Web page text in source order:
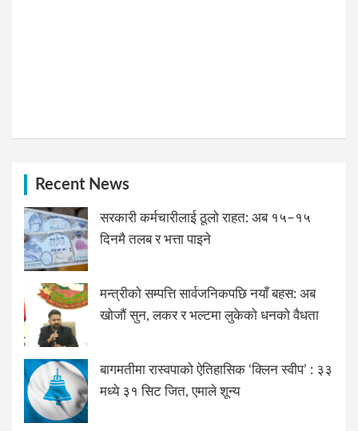
Recent News
सरकारी कर्मचारीलाई ठूलो राहत: अब १५–१५
दिनमै तलब र भत्ता पाइने
मन्त्रीको सम्पत्ति सार्वजनिकपछि नयाँ बहस: अब
खोजौं सुन, लकर र भल्टमा लुकेको धनको वैधता
बागमतीमा रास्वपाको ऐतिहासिक ‘क्लिन स्वीप’ : ३३
मध्ये ३१ सिट जित, एमाले शून्य